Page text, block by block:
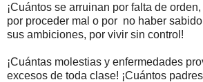
¡Cuántos se arruinan por falta de
por proceder mal o por no haber
sus ambiciones, por vivir sin control!
¡Cuántas molestias y enfermedades
excesos de toda clase! ¡Cuántos